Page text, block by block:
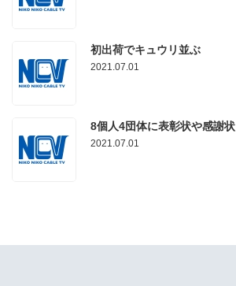
初出荷でキュウリ並ぶ
2021.07.01
8個人4団体に表彰状や感謝状
2021.07.01